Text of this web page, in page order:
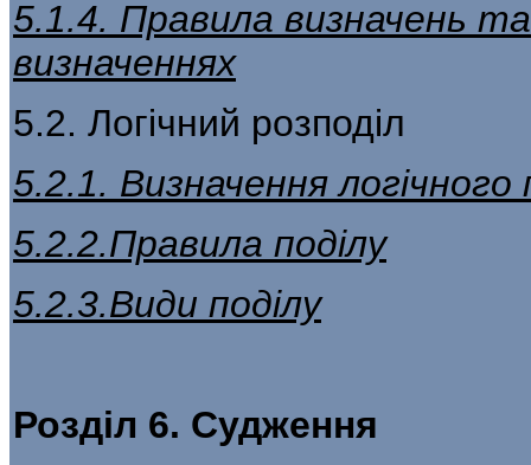
5.1.4. Правила визначень
визначеннях
5.2. Логічний розподіл
5.2.1. Визначення логічного
5.2.2.Правила поділу
5.2.3.Види поділу
Розділ 6. Судження